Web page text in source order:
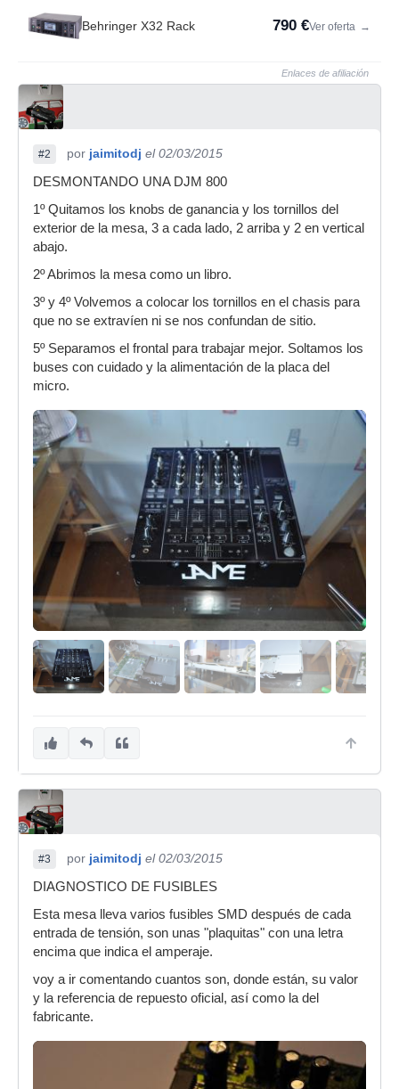
Behringer X32 Rack 790 €Ver oferta →
Enlaces de afiliación
#2 por jaimitodj el 02/03/2015
DESMONTANDO UNA DJM 800
1º Quitamos los knobs de ganancia y los tornillos del
exterior de la mesa, 3 a cada lado, 2 arriba y 2 en vertical
abajo.
2º Abrimos la mesa como un libro.
3º y 4º Volvemos a colocar los tornillos en el chasis para
que no se extravíen ni se nos confundan de sitio.
5º Separamos el frontal para trabajar mejor. Soltamos los
buses con cuidado y la alimentación de la placa del
micro.
#3 por jaimitodj el 02/03/2015
DIAGNOSTICO DE FUSIBLES
Esta mesa lleva varios fusibles SMD después de cada
entrada de tensión, son unas "plaquitas" con una letra
encima que indica el amperaje.
voy a ir comentando cuantos son, donde están, su valor
y la referencia de repuesto oficial, así como la del
fabricante.